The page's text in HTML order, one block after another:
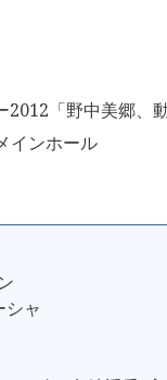
2012「野中美郷、
インホール
ャ